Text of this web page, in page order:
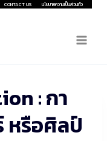
CONTACT US นโยบายความเป็นส่วนตัว
: กา
หรือศิลป์